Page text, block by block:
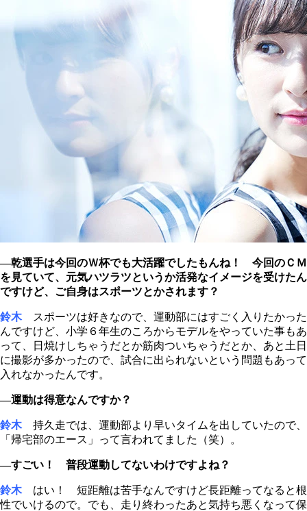
―乾選手は今回のＷ杯でも大活躍でしたもんね！ 今回のＣＭ
を見ていて、元気ハツラツというか活発なイメージを受けたん
ですけど、ご自身はスポーツとかされます？
鈴木スポーツは好きなので、運動部にはすごく入りたかった
んですけど、小学６年生のころからモデルをやっていた事もあ
って、日焼けしちゃうだとか筋肉ついちゃうだとか、あと土日
に撮影が多かったので、試合に出られないという問題もあって
入れなかったんです。
―運動は得意なんですか？
鈴木持久走では、運動部より早いタイムを出していたので、
「帰宅部のエース」って言われてました（笑）。
―すごい！ 普段運動してないわけですよね？
鈴木はい！ 短距離は苦手なんですけど長距離ってなると根
性でいけるので。でも、走り終わったあと気持ち悪くなって保